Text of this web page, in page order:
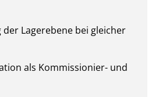
Lagerebene bei gleicher
als Kommissionier- und